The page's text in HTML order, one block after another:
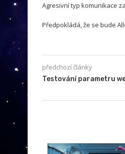
Agresivní typ komunikace
Předpokládá, že se bude
předchozí články
Testování parametru